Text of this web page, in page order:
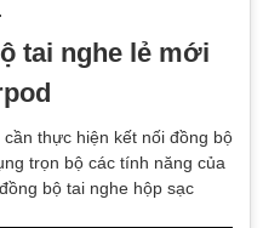
tai nghe lẻ mới
thực hiện kết nối đồng bộ
trọn bộ các tính năng của
bộ tai nghe hộp sạc